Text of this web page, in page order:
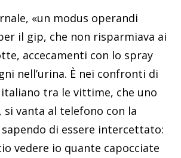
«un modus operandi
il gip, che non risparmiava ai
accecamenti con lo spray
nell’urina. È nei confronti di
italiano tra le vittime, che uno
vanta al telefono con la
di essere intercettato:
vedere io quante capocciate